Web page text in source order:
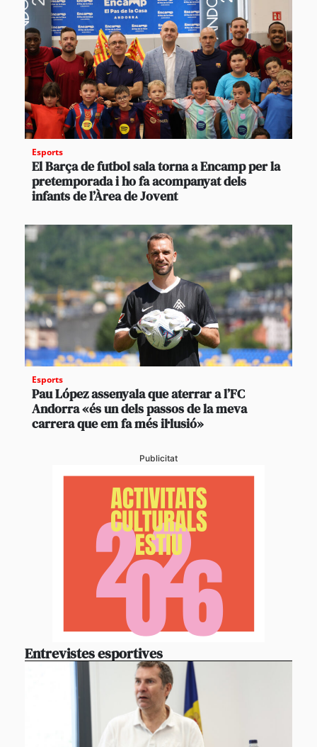
Esports
El Barça de futbol sala torna a Encamp per la
pretemporada i ho fa acompanyat dels
infants de l’Àrea de Jovent
Esports
Pau López assenyala que aterrar a l’FC
Andorra «és un dels passos de la meva
carrera que em fa més il·lusió»
Publicitat
Entrevistes esportives